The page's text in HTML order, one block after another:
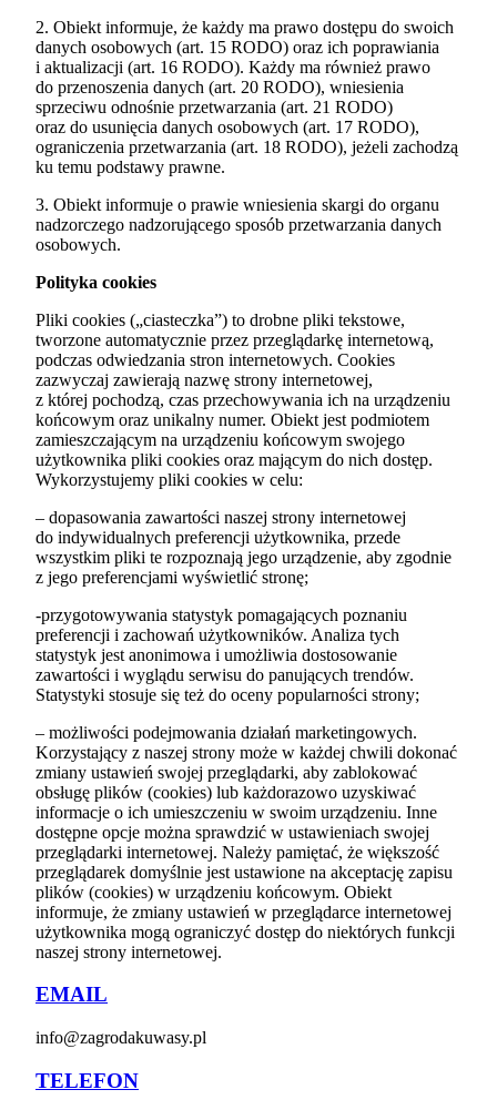
2. Obiekt informuje, że każdy ma prawo dostępu do swoich
danych osobowych (art. 15 RODO) oraz ich poprawiania
i aktualizacji (art. 16 RODO). Każdy ma również prawo
do przenoszenia danych (art. 20 RODO), wniesienia
sprzeciwu odnośnie przetwarzania (art. 21 RODO)
oraz do usunięcia danych osobowych (art. 17 RODO),
ograniczenia przetwarzania (art. 18 RODO), jeżeli zachodzą
ku temu podstawy prawne.
3. Obiekt informuje o prawie wniesienia skargi do organu
nadzorczego nadzorującego sposób przetwarzania danych
osobowych.
Polityka cookies
Pliki cookies („ciasteczka”) to drobne pliki tekstowe,
tworzone automatycznie przez przeglądarkę internetową,
podczas odwiedzania stron internetowych. Cookies
zazwyczaj zawierają nazwę strony internetowej,
z której pochodzą, czas przechowywania ich na urządzeniu
końcowym oraz unikalny numer. Obiekt jest podmiotem
zamieszczającym na urządzeniu końcowym swojego
użytkownika pliki cookies oraz mającym do nich dostęp.
Wykorzystujemy pliki cookies w celu:
– dopasowania zawartości naszej strony internetowej
do indywidualnych preferencji użytkownika, przede
wszystkim pliki te rozpoznają jego urządzenie, aby zgodnie
z jego preferencjami wyświetlić stronę;
-przygotowywania statystyk pomagających poznaniu
preferencji i zachowań użytkowników. Analiza tych
statystyk jest anonimowa i umożliwia dostosowanie
zawartości i wyglądu serwisu do panujących trendów.
Statystyki stosuje się też do oceny popularności strony;
– możliwości podejmowania działań marketingowych.
Korzystający z naszej strony może w każdej chwili dokonać
zmiany ustawień swojej przeglądarki, aby zablokować
obsługę plików (cookies) lub każdorazowo uzyskiwać
informacje o ich umieszczeniu w swoim urządzeniu. Inne
dostępne opcje można sprawdzić w ustawieniach swojej
przeglądarki internetowej. Należy pamiętać, że większość
przeglądarek domyślnie jest ustawione na akceptację zapisu
plików (cookies) w urządzeniu końcowym. Obiekt
informuje, że zmiany ustawień w przeglądarce internetowej
użytkownika mogą ograniczyć dostęp do niektórych funkcji
naszej strony internetowej.
EMAIL
info@zagrodakuwasy.pl
TELEFON